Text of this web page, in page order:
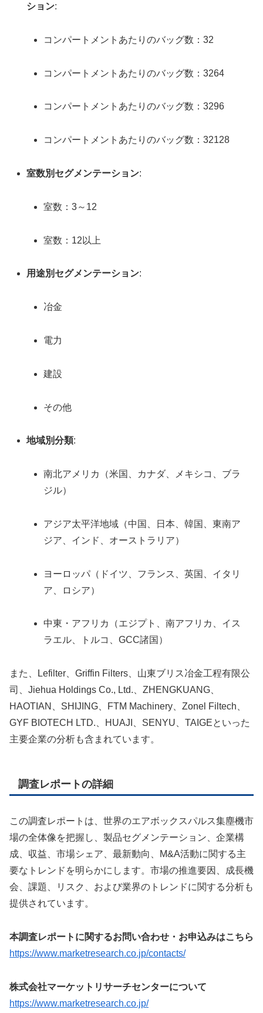
ション:
コンパートメントあたりのバッグ数：32
コンパートメントあたりのバッグ数：3264
コンパートメントあたりのバッグ数：3296
コンパートメントあたりのバッグ数：32128
室数別セグメンテーション:
室数：3～12
室数：12以上
用途別セグメンテーション:
冶金
電力
建設
その他
地域別分類:
南北アメリカ（米国、カナダ、メキシコ、ブラ
ジル）
アジア太平洋地域（中国、日本、韓国、東南ア
ジア、インド、オーストラリア）
ヨーロッパ（ドイツ、フランス、英国、イタリ
ア、ロシア）
中東・アフリカ（エジプト、南アフリカ、イス
ラエル、トルコ、GCC諸国）
また、Lefilter、Griffin Filters、山東ブリス冶金工程有限公
司、Jiehua Holdings Co., Ltd.、ZHENGKUANG、
HAOTIAN、SHIJING、FTM Machinery、Zonel Filtech、
GYF BIOTECH LTD.、HUAJI、SENYU、TAIGEといった
主要企業の分析も含まれています。
調査レポートの詳細
この調査レポートは、世界のエアボックスパルス集塵機市
場の全体像を把握し、製品セグメンテーション、企業構
成、収益、市場シェア、最新動向、M&A活動に関する主
要なトレンドを明らかにします。市場の推進要因、成長機
会、課題、リスク、および業界のトレンドに関する分析も
提供されています。
本調査レポートに関するお問い合わせ・お申込みはこちら
https://www.marketresearch.co.jp/contacts/
株式会社マーケットリサーチセンターについて
https://www.marketresearch.co.jp/